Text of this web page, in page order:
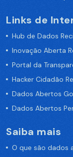
Links de
Hub de Dados
Inovação Aberta
Portal da
Hacker Cidadão
Dados Abertos
Dados Abertos
Saiba mais
O que são dados